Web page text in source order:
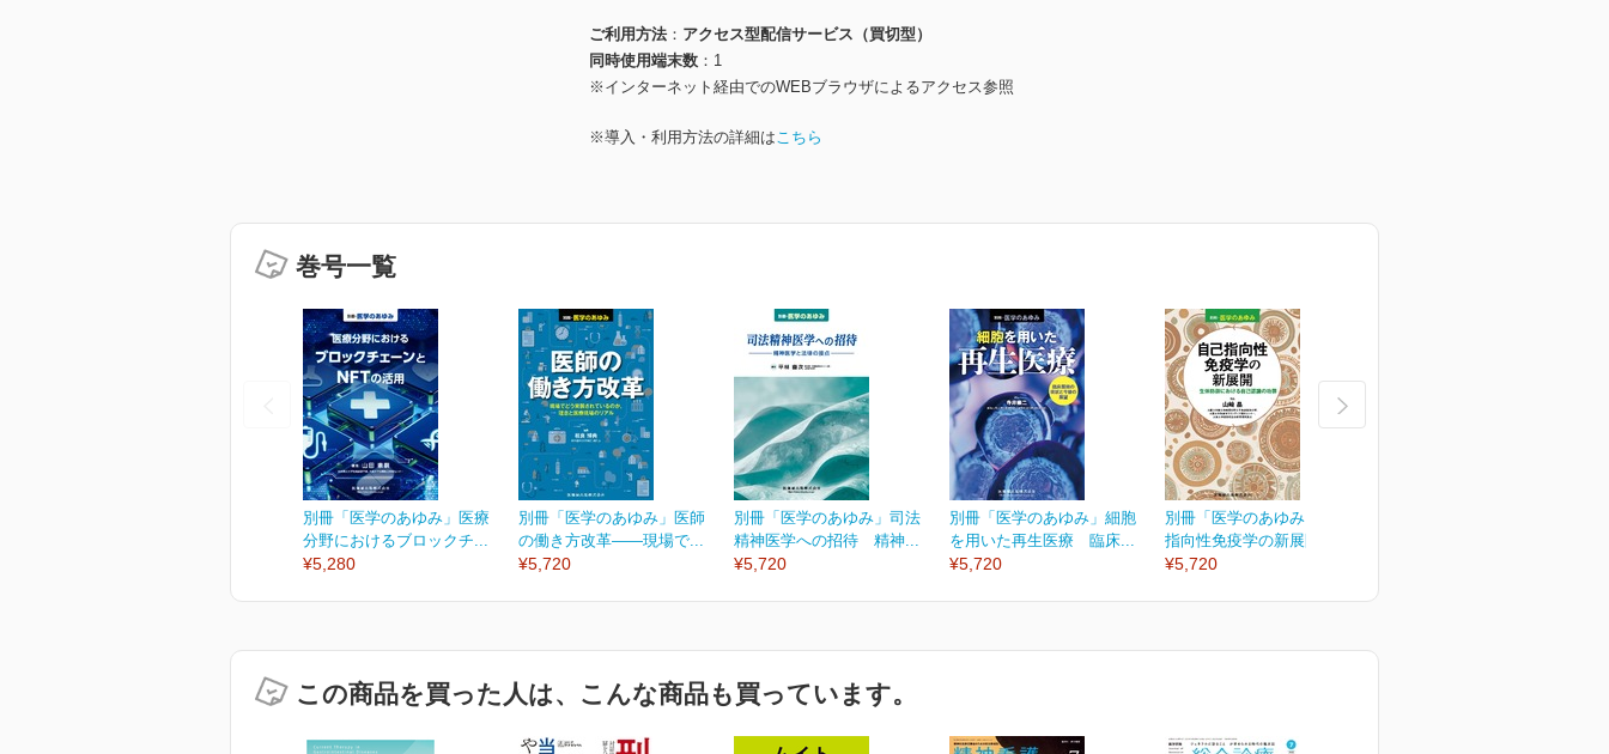
ご利用方法
アクセス型配信サービス（買切型）
同時使用端末数
1
※インターネット経由でのWEBブラウザによるアクセス参照
※導入・利用方法の詳細はこちら
巻号一覧
別冊「医学のあゆみ」医療
分野におけるブロックチ...
¥5,280
別冊「医学のあゆみ」医師
の働き方改革――現場で...
¥5,720
別冊「医学のあゆみ」司法
精神医学への招待 精神...
¥5,720
別冊「医学のあゆみ」細胞
を用いた再生医療 臨床...
¥5,720
別冊「医学のあゆみ」自己
指向性免疫学の新展開...
¥5,720
この商品を買った人は、こんな商品も買っています。